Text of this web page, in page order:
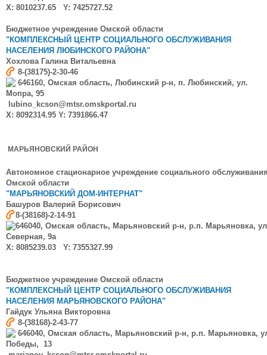
X: 8010237.65 Y: 7425727.52
Бюджетное учреждение Омской области
"КОМПЛЕКСНЫЙ ЦЕНТР СОЦИАЛЬНОГО ОБСЛУЖИВАНИЯ
НАСЕЛЕНИЯ ЛЮБИНСКОГО РАЙОНА"
Хохлова Галина Витальевна
8-(38175)-2-30-46
646160, Омская область, Любинский р-н, п. Любинский, ул.
Мопра, 95
lubino_kcson@mtsr.omskportal.ru
X: 8092314.95 Y: 7391866.47
МАРЬЯНОВСКИЙ РАЙОН
Автономное стационарное учреждение социального
Омской области
"МАРЬЯНОВСКИЙ ДОМ-ИНТЕРНАТ"
Башуров Валерий Борисович
8-(38168)-2-14-91
646040, Омская область, Марьяновский р-н, р.п. Марьяновка,
Северная, 9а
X: 8085239.03 Y: 7355327.99
Бюджетное учреждение Омской области
"КОМПЛЕКСНЫЙ ЦЕНТР СОЦИАЛЬНОГО ОБСЛУЖИВАНИЯ
НАСЕЛЕНИЯ МАРЬЯНОВСКОГО РАЙОНА"
Гайдук Ульяна Викторовна
8-(38168)-2-43-77
646040, Омская область, Марьяновский р-н, р.п. Марьяновка,
Победы, 13